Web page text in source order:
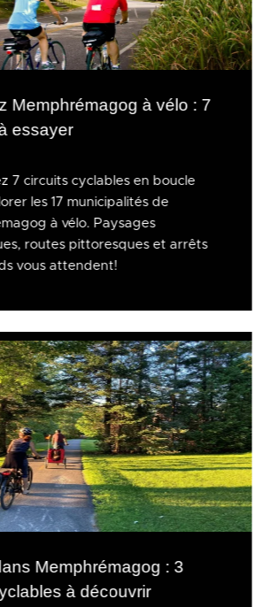
Memphrémagog à vélo : 7
essayer
7 circuits cyclables en boucle
les 17 municipalités de
à vélo. Paysages
routes pittoresques et arrêts
vous attendent!
Memphrémagog : 3
à découvrir